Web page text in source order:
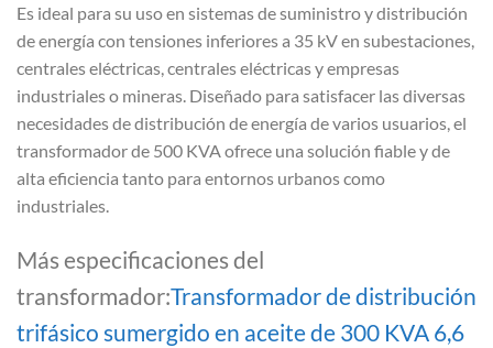
Es ideal para su uso en sistemas de suministro y distribución
de energía con tensiones inferiores a 35 kV en subestaciones,
centrales eléctricas, centrales eléctricas y empresas
industriales o mineras. Diseñado para satisfacer las diversas
necesidades de distribución de energía de varios usuarios, el
transformador de 500 KVA ofrece una solución fiable y de
alta eficiencia tanto para entornos urbanos como
industriales.
Más especificaciones del
transformador:Transformador de distribución
trifásico sumergido en aceite de 300 KVA 6,6